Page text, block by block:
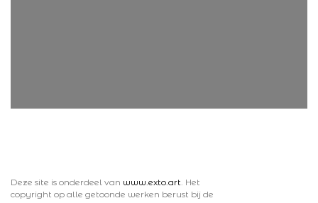
Deze site is onderdeel van www.exto.art. Het
copyright op alle getoonde werken berust bij de